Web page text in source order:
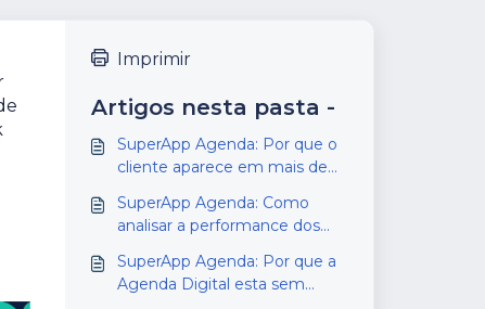
Imprimir
Artigos nesta pasta -
SuperApp Agenda: Por que o
cliente aparece em mais de
SuperApp Agenda: Como
analisar a performance dos
SuperApp Agenda: Por que a
Agenda Digital esta sem